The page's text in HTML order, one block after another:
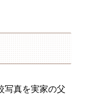
写真を実家の父